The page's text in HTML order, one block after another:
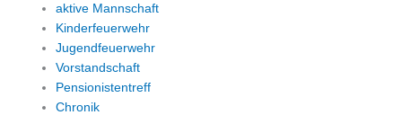
aktive Mannschaft
Kinderfeuerwehr
Jugendfeuerwehr
Vorstandschaft
Pensionistentreff
Chronik